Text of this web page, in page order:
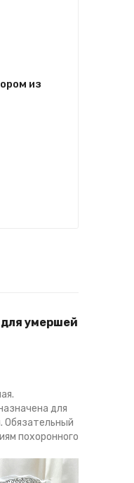
из
умершей
для
Обязательный
похоронного